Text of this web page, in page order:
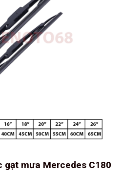
mưa Mercedes C180